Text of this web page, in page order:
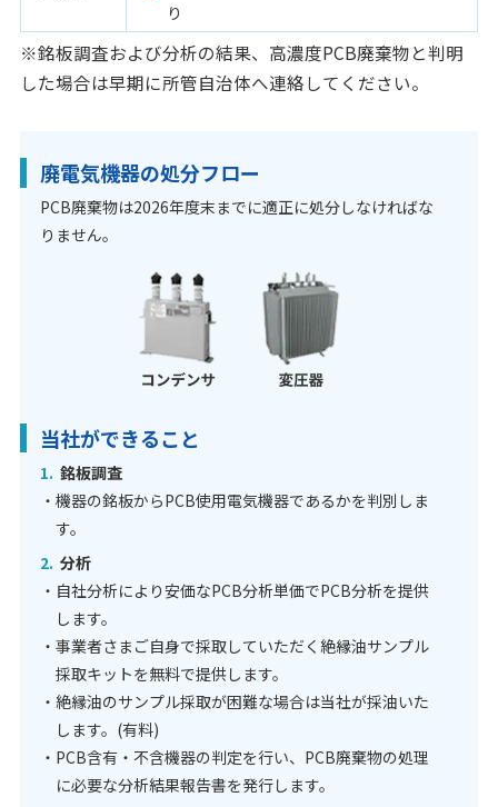
り
※銘板調査および分析の結果、高濃度PCB廃棄物と判明
した場合は早期に所管自治体へ連絡してください。
廃電気機器の処分フロー
PCB廃棄物は2026年度末までに適正に処分しなければな
りません。
当社ができること
1. 銘板調査
・機器の銘板からPCB使用電気機器であるかを判別しま
す。
2. 分析
・自社分析により安価なPCB分析単価でPCB分析を提供
します。
・事業者さまご自身で採取していただく絶縁油サンプル
採取キットを無料で提供します。
・絶縁油のサンプル採取が困難な場合は当社が採油いた
します。(有料)
・PCB含有・不含機器の判定を行い、PCB廃棄物の処理
に必要な分析結果報告書を発行します。